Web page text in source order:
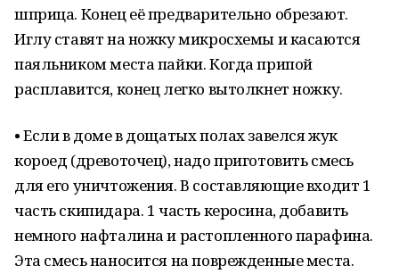
шприца. Конец её предварительно обрезают.
Иглу ставят на ножку микросхемы и касаются
паяльником места пайки. Когда припой
расплавится, конец легко вытолкнет ножку.
• Если в доме в дощатых полах завелся жук
короед (древоточец), надо приготовить смесь
для его уничтожения. В составляющие входит 1
часть скипидара. 1 часть керосина, добавить
немного нафталина и растопленного парафина.
Эта смесь наносится на поврежденные места.